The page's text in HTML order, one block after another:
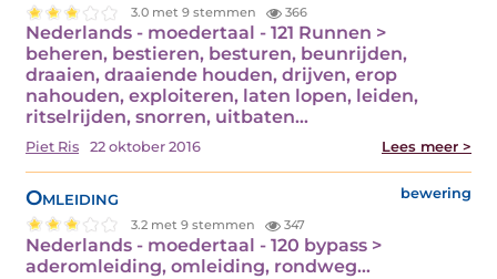
3.0 met 9 stemmen 366
Nederlands - moedertaal - 121 Runnen >
beheren, bestieren, besturen, beunrijden,
draaien, draaiende houden, drijven, erop
nahouden, exploiteren, laten lopen, leiden,
ritselrijden, snorren, uitbaten…
Piet Ris 22 oktober 2016 Lees meer >
Omleiding bewering
3.2 met 9 stemmen 347
Nederlands - moedertaal - 120 bypass >
aderomleiding, omleiding, rondweg…